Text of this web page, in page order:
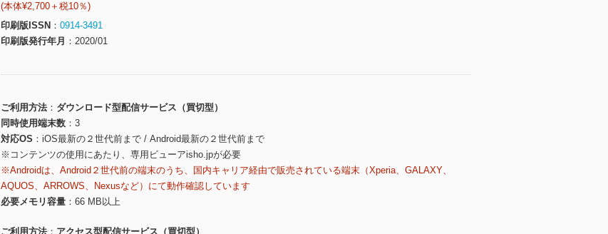
(本体¥2,700＋税10％)
印刷版ISSN
0914-3491
印刷版発行年月
2020/01
ご利用方法
ダウンロード型配信サービス（買切型）
同時使用端末数
3
対応OS
iOS最新の２世代前まで / Android最新の２世代前まで
※コンテンツの使用にあたり、専用ビューアisho.jpが必要
※Androidは、Android２世代前の端末のうち、国内キャリア経由で販売されている端末（Xperia、GALAXY、
AQUOS、ARROWS、Nexusなど）にて動作確認しています
必要メモリ容量
66 MB以上
ご利用方法
アクセス型配信サービス（買切型）